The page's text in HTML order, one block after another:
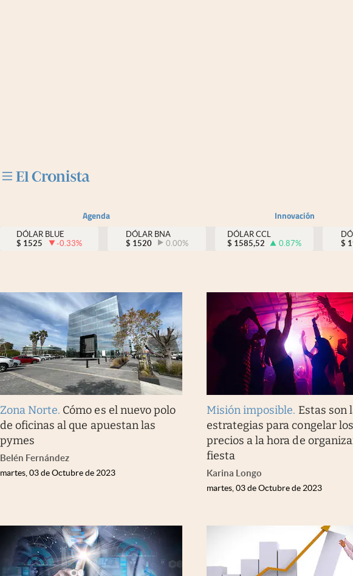
Otras secciones
Clase
Clima
Mundial 2026
Eventos Corporativos
El Cronista Studio
abre en nueva pestaña
Agenda Innovación
DÓLAR BLUE
$ 1525 -0.33%
DÓLAR BNA
$ 1520 0.00%
DÓLAR CCL
$ 1585,52 0.87%
$
Zona Norte. Cómo es el nuevo polo
de oficinas al que apuestan las
pymes
Belén Fernández
martes, 03 de Octubre de 2023
Misión imposible. Estas son
estrategias para congelar los
precios a la hora de
fiesta
Karina Longo
martes, 03 de Octubre de 2023